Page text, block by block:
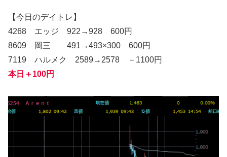
【今日のデイトレ】
4268 エッジ 922→928 600円
8609 岡三 491→493×300 600円
7119 ハルメク 2589→2578 －1100円
本日＋100円